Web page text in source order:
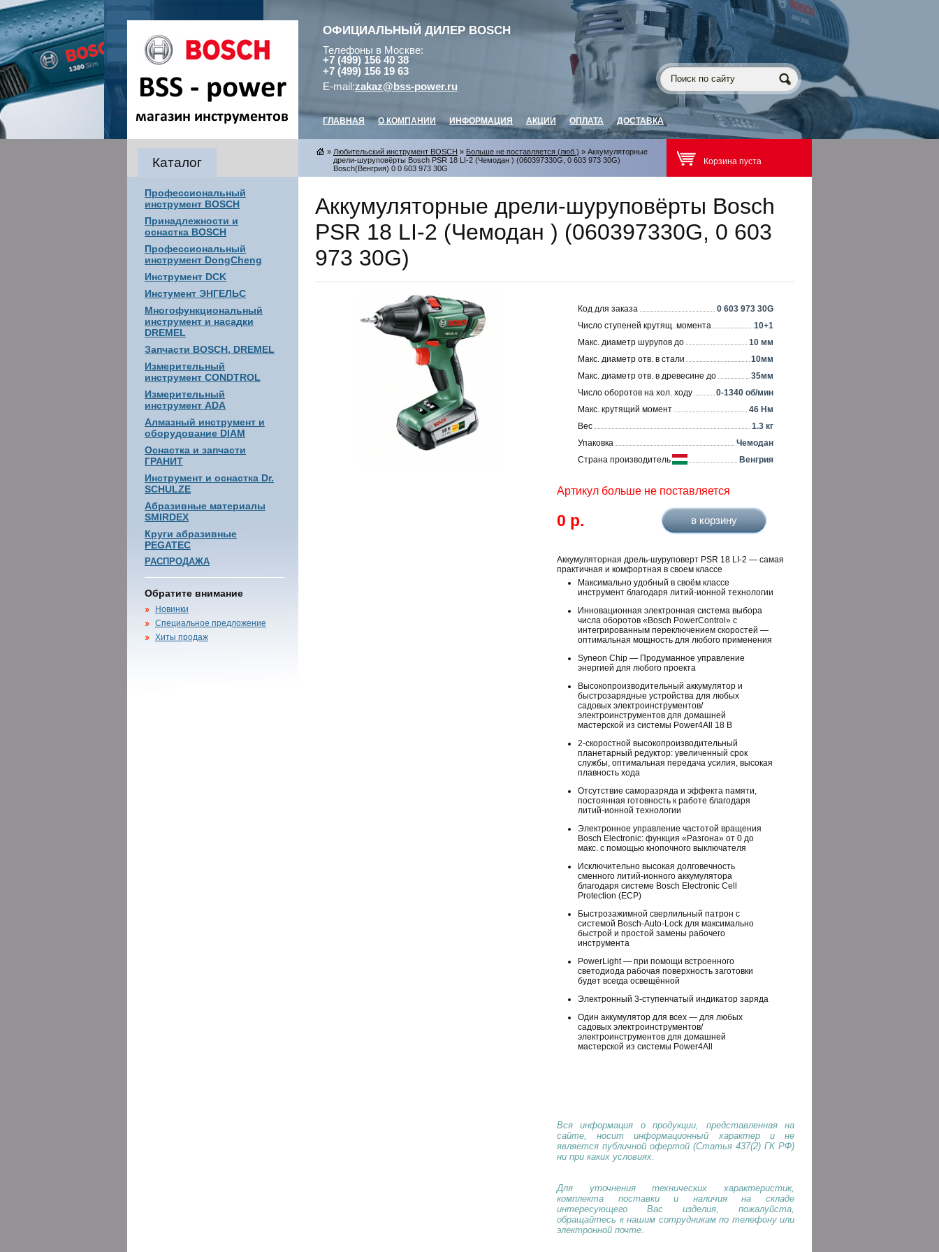
ОФИЦИАЛЬНЫЙ ДИЛЕР BOSCH
Телефоны в Москве:
+7 (499) 156 40 38
+7 (499) 156 19 63
E-mail:zakaz@bss-power.ru
ГЛАВНАЯ О КОМПАНИИ ИНФОРМАЦИЯ АКЦИИ ОПЛАТА ДОСТАВКА
Каталог
Профессиональный
инструмент BOSCH
Принадлежности и
оснастка BOSCH
Профессиональный
инструмент DongCheng
Инструмент DCK
Инстумент ЭНГЕЛЬС
Многофункциональный
инструмент и насадки
DREMEL
Запчасти BOSCH, DREMEL
Измерительный
инструмент CONDTROL
Измерительный
инструмент ADA
Алмазный инструмент и
оборудование DIAM
Оснастка и запчасти
ГРАНИТ
Инструмент и оснастка Dr.
SCHULZE
Абразивные материалы
SMIRDEX
Круги абразивные
PEGATEC
РАСПРОДАЖА
Обратите внимание
Новинки
Специальное предложение
Хиты продаж
» Любительский инструмент BOSCH » Больше не поставляется (люб.) » Аккумуляторные
дрели-шуруповёрты Bosch PSR 18 LI-2 (Чемодан ) (060397330G, 0 603 973 30G)
Bosch(Венгрия) 0 0 603 973 30G
Корзина пуста
Аккумуляторные дрели-шуруповёрты Bosch
PSR 18 LI-2 (Чемодан ) (060397330G, 0 603
973 30G)
Код для заказа
0 603 973 30G
Число ступеней крутящ. момента
10+1
Макс. диаметр шурупов до
10 мм
Макс. диаметр отв. в стали
10мм
Макс. диаметр отв. в древесине до
35мм
Число оборотов на хол. ходу
0-1340 об/мин
Макс. крутящий момент
46 Нм
Вес
1.3 кг
Упаковка
Чемодан
Страна производитель
Венгрия
Артикул больше не поставляется
0 р.
Аккумуляторная дрель-шуруповерт PSR 18 LI-2 — самая
практичная и комфортная в своем классе
Максимально удобный в своём классе
инструмент благодаря литий-ионной технологии
Инновационная электронная система выбора
числа оборотов «Bosch PowerControl» с
интегрированным переключением скоростей —
оптимальная мощность для любого применения
Syneon Chip — Продуманное управление
энергией для любого проекта
Высокопроизводительный аккумулятор и
быстрозарядные устройства для любых
садовых электроинструментов/
электроинструментов для домашней
мастерской из системы Power4All 18 В
2-скоростной высокопроизводительный
планетарный редуктор: увеличенный срок
службы, оптимальная передача усилия, высокая
плавность хода
Отсутствие саморазряда и эффекта памяти,
постоянная готовность к работе благодаря
литий-ионной технологии
Электронное управление частотой вращения
Bosch Electronic: функция «Разгона» от 0 до
макс. с помощью кнопочного выключателя
Исключительно высокая долговечность
сменного литий-ионного аккумулятора
благодаря системе Bosch Electronic Cell
Protection (ECP)
Быстрозажимной сверлильный патрон с
системой Bosch-Auto-Lock для максимально
быстрой и простой замены рабочего
инструмента
PowerLight — при помощи встроенного
светодиода рабочая поверхность заготовки
будет всегда освещённой
Электронный 3-ступенчатый индикатор заряда
Один аккумулятор для всех — для любых
садовых электроинструментов/
электроинструментов для домашней
мастерской из системы Power4All
Вся информация о продукции, представленная на
сайте, носит информационный характер и не
является публичной офертой (Статья 437(2) ГК РФ)
ни при каких условиях.
Для уточнения технических характеристик,
комплекта поставки и наличия на складе
интересующего Вас изделия, пожалуйста,
обращайтесь к нашим сотрудникам по телефону или
электронной почте.